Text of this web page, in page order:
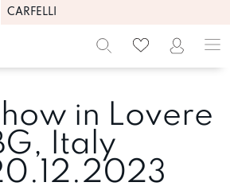
CARFELLI
in Lovere
Italy